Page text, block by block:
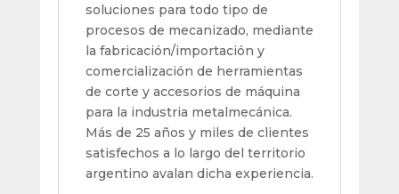
soluciones para todo tipo de
procesos de mecanizado, mediante
la fabricación/importación y
comercialización de herramientas
de corte y accesorios de máquina
para la industria metalmecánica.
Más de 25 años y miles de clientes
satisfechos a lo largo del territorio
argentino avalan dicha experiencia.